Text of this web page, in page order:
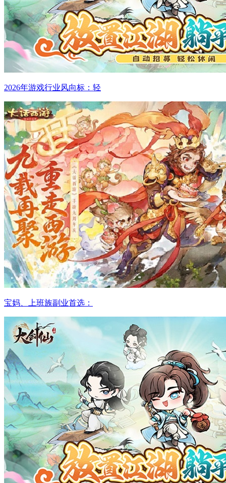
2026年游戏行业风向标：轻
宝妈、上班族副业首选：